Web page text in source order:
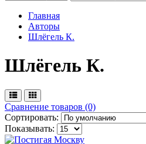
Главная
Авторы
Шлёгель К.
Шлёгель К.
Сравнение товаров (0)
Сортировать:
Показывать: